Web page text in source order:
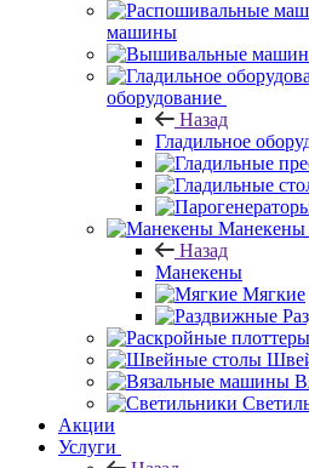
машины
оборудование
Назад
Гладильное
Манекены
Назад
Манекены
Мягкие
Акции
Услуги